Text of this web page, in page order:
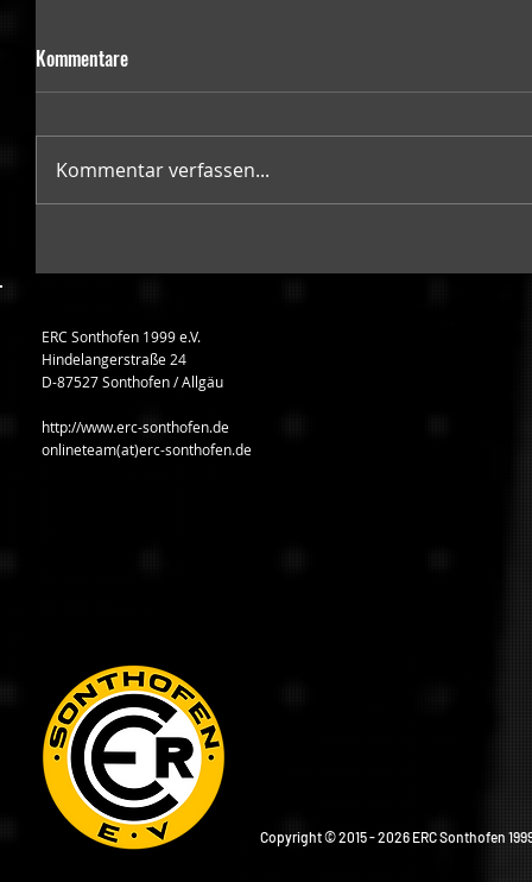
Kommentare
Kommentar verfassen...
ERC Sonthofen 1999 e.V.
Hindelangerstraße 24
D-87527 Sonthofen / Allgäu
http://www.erc-sonthofen.de
onlineteam(at)erc-sonthofen.de
Copyright © 2015 - 2026 ERC Sonthofen